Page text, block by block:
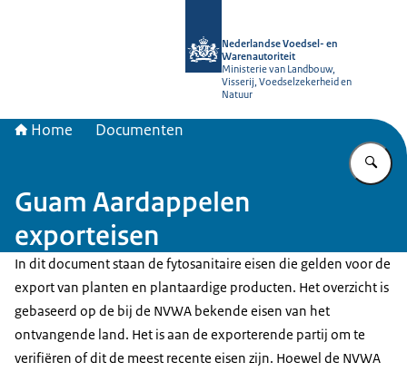
Nederlandse Voedsel- en
Warenautoriteit
Ministerie van Landbouw,
Visserij, Voedselzekerheid en
Natuur
Home Documenten
Guam Aardappelen
exporteisen
In dit document staan de fytosanitaire eisen die gelden voor de
export van planten en plantaardige producten. Het overzicht is
gebaseerd op de bij de NVWA bekende eisen van het
ontvangende land. Het is aan de exporterende partij om te
verifiëren of dit de meest recente eisen zijn. Hoewel de NVWA